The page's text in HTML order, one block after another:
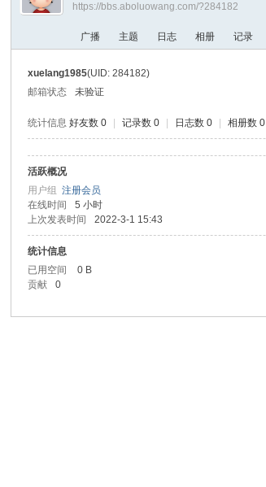
罗
https://bbs.aboluowang.com/?284182
广播 主题 日志 相册 记录
xuelang1985(UID: 284182)
邮箱状态
未验证
统计信息 好友数 0 记录数 0 日志数 0 相册数 0
活跃概况
用户组注册会员
在线时间
5 小时
上次发表时间
2022-3-1 15:43
统计信息
已用空间
0 B
贡献
0